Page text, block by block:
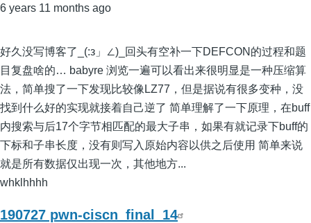
6 years 11 months ago
好久没写博客了_(:з」∠)_回头有空补一下DEFCON的过程和题
目复盘啥的… babyre 浏览一遍可以看出来很明显是一种压缩算
法，简单搜了一下发现比较像LZ77，但是据说有很多变种，没
找到什么好的实现就接着自己逆了 简单理解了一下原理，在buff
内搜索与后17个字节相匹配的最大子串，如果有就记录下buff的
下标和子串长度，没有则写入原始内容以供之后使用 简单来说
就是所有数据仅出现一次，其他地方...
whklhhhh
190727 pwn-ciscn_final_14